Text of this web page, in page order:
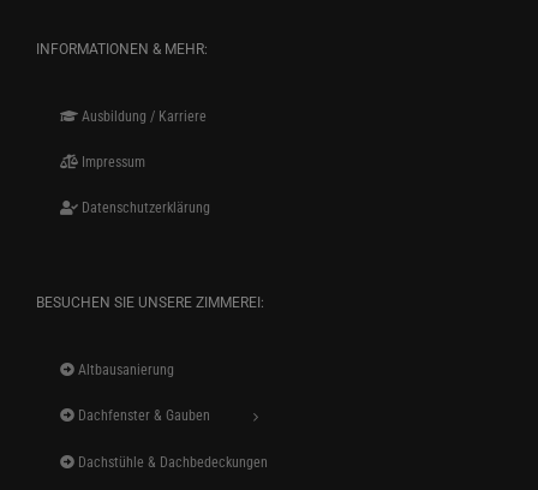
INFORMATIONEN & MEHR:
Ausbildung / Karriere
Impressum
Datenschutzerklärung
BESUCHEN SIE UNSERE ZIMMEREI:
Altbausanierung
Dachfenster & Gauben
Dachstühle & Dachbedeckungen